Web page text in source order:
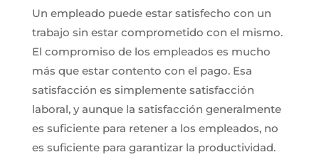
Un empleado puede estar satisfecho con un
trabajo sin estar comprometido con el mismo.
El compromiso de los empleados es mucho
más que estar contento con el pago. Esa
satisfacción es simplemente satisfacción
laboral, y aunque la satisfacción generalmente
es suficiente para retener a los empleados, no
es suficiente para garantizar la productividad.